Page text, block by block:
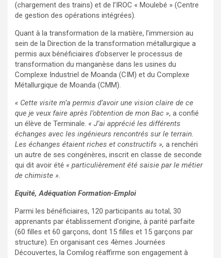
(chargement des trains) et de l’IROC « Moulebé » (Centre
de gestion des opérations intégrées).
Quant à la transformation de la matière, l’immersion au
sein de la Direction de la transformation métallurgique a
permis aux bénéficiaires d’observer le processus de
transformation du manganèse dans les usines du
Complexe Industriel de Moanda (CIM) et du Complexe
Métallurgique de Moanda (CMM).
« Cette visite m’a permis d’avoir une vision claire de ce
que je veux faire après l’obtention de mon Bac », a confié
un élève de Terminale. « J’ai apprécié les différents
échanges avec les ingénieurs rencontrés sur le terrain.
Les échanges étaient riches et constructifs », a renchéri
un autre de ses congénères, inscrit en classe de seconde
qui dit avoir été « particulièrement été saisie par le métier
de chimiste ».
Equité, Adéquation Formation-Emploi
Parmi les bénéficiaires, 120 participants au total, 30
apprenants par établissement d’origine, à parité parfaite
(60 filles et 60 garçons, dont 15 filles et 15 garçons par
structure). En organisant ces 4èmes Journées
Découvertes, la Comilog réaffirme son engagement à